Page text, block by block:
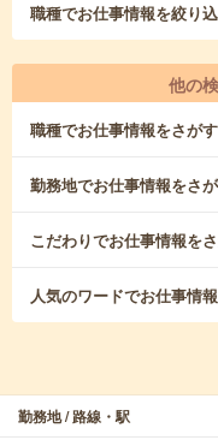
職種でお仕事情報を絞り
他の
職種でお仕事情報をさがす
勤務地でお仕事情報をさ
こだわりでお仕事情報を
人気のワードでお仕事情
勤務地 / 路線・駅